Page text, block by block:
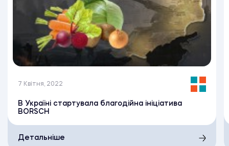
7 Квітня, 2022
В Україні стартувала благодійна ініціатива
BORSCH
Детальніше